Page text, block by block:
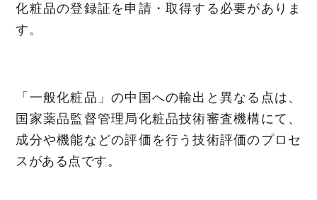
化粧品の登録証を申請・取得する必要がありま
す。
「一般化粧品」の中国への輸出と異なる点は、
国家薬品監督管理局化粧品技術審査機構にて、
成分や機能などの評価を行う技術評価のプロセ
スがある点です。